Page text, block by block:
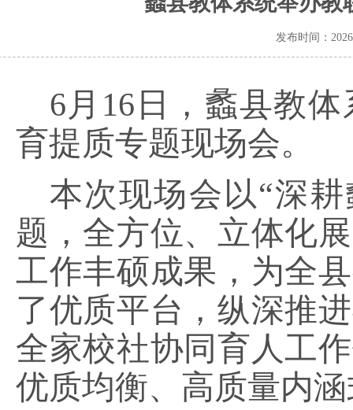
发布时间：
6月16日，蠡县教
育提质专题现场会。
本次现场会以“深
题，全方位、立体化
工作丰硕成果，为全
了优质平台，纵深推
全家校社协同育人工
优质均衡、高质量内